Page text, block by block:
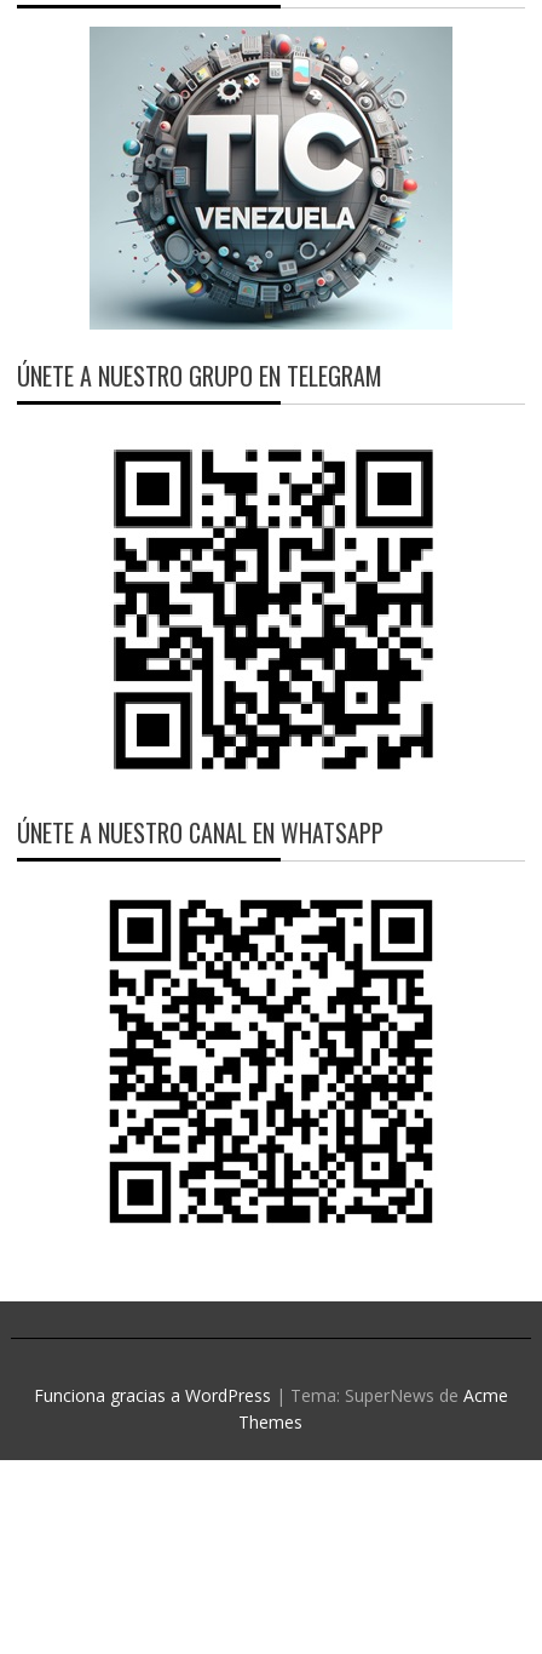
ÚNETE A NUESTRO GRUPO EN TELEGRAM
ÚNETE A NUESTRO CANAL EN WHATSAPP
Funciona gracias a WordPress | Tema: SuperNews de Acme
Themes